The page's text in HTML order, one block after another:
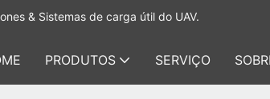
& Sistemas de carga útil do UAV.
PRODUTOS SERVIÇO